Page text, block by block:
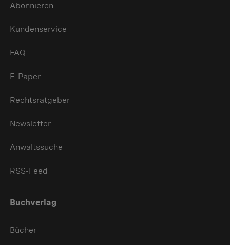
Abonnieren
Kundenservice
FAQ
E-Paper
Rechtsratgeber
Newsletter
Anwaltssuche
RSS-Feed
Buchverlag
Bücher